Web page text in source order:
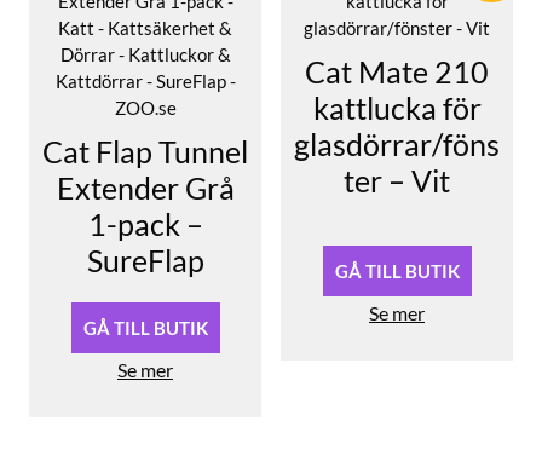
Cat Flap Tunnel
Extender Grå
1-pack –
SureFlap
GÅ TILL BUTIK
Se mer
Cat Mate 210
kattlucka för
glasdörrar/föns
ter – Vit
ursprungliga
priset
269,90 kr.
nuvarande
priset
205,80 kr.
GÅ TILL BUTIK
Se mer